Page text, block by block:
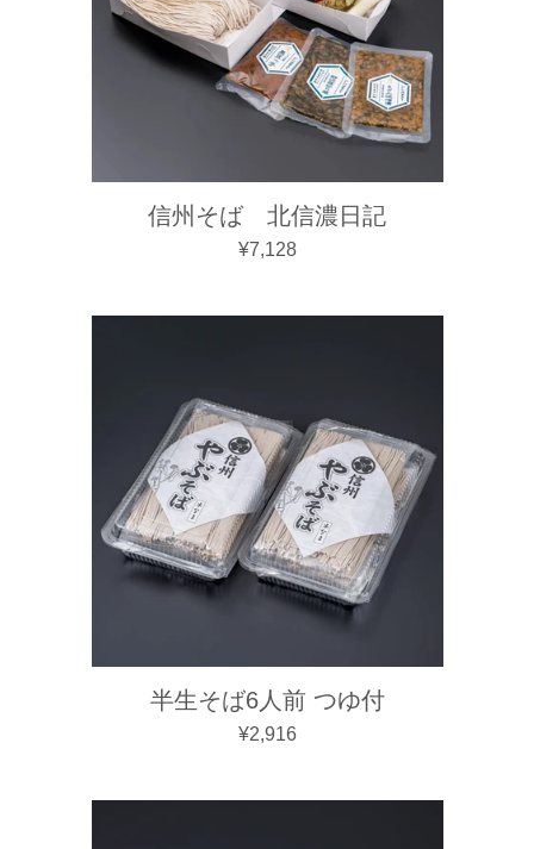
信州そば 北信濃日記
通常価格
¥7,128
半生そば6人前 つゆ付
通常価格
¥2,916